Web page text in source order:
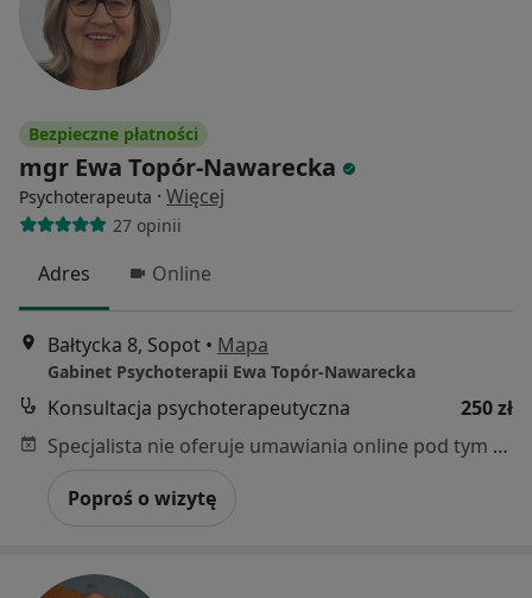
Bezpieczne płatności
mgr Ewa Topór-Nawarecka
Psychoterapeuta · Więcej
27 opinii
Adres Online
Bałtycka 8, Sopot • Mapa
Gabinet Psychoterapii Ewa Topór-Nawarecka
Konsultacja psychoterapeutyczna
250 zł
Specjalista nie oferuje umawiania online pod tym adresem.
Poproś o wizytę